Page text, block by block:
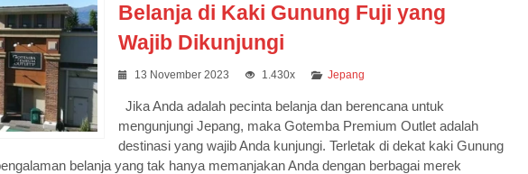
Belanja di Kaki Gunung Fuji yang
Wajib Dikunjungi
13 November 2023 1.430x Jepang
Jika Anda adalah pecinta belanja dan berencana untuk
mengunjungi Jepang, maka Gotemba Premium Outlet adalah
destinasi yang wajib Anda kunjungi. Terletak di dekat kaki Gunung
belanja yang tak hanya memanjakan Anda dengan berbagai merek